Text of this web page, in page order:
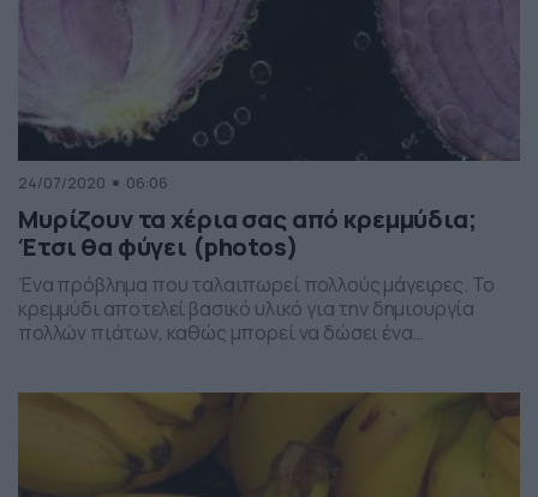
24/07/2020 06:06
Μυρίζουν τα χέρια σας από κρεμμύδια;
Έτσι θα φύγει (photos)
Ένα πρόβλημα που ταλαιπωρεί πολλούς μάγειρες. Το
κρεμμύδι αποτελεί βασικό υλικό για την δημιουργία
πολλών πιάτων, καθώς μπορεί να δώσει ένα
τις προετοιμασίες για το μαγείρεμα ενός κρέατος.
Ωστόσο, το καθάρισμα των κρεμμυδιών φέρνει και
κάποια προβλήματα. Μπορεί το… βασικότερο […]